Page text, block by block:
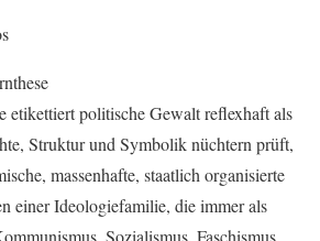
etikettiert politische Gewalt reflexhaft als
Struktur und Symbolik nüchtern prüft,
massenhafte, staatlich organisierte
einer Ideologiefamilie, die immer als